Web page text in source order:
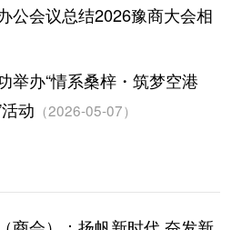
公会议总结2026豫商大会相
举办“情系桑梓・筑梦空港
动 （2026-05-07）